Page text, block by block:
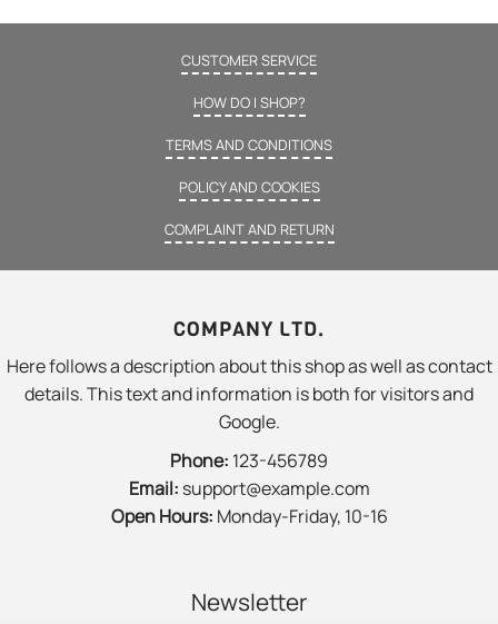
CUSTOMER SERVICE
HOW DO I SHOP?
TERMS AND CONDITIONS
POLICY AND COOKIES
COMPLAINT AND RETURN
COMPANY LTD.
Here follows a description about this shop as well as contact
details. This text and information is both for visitors and
Google.
Phone: 123-456789
Email: support@example.com
Open Hours: Monday-Friday, 10-16
Newsletter